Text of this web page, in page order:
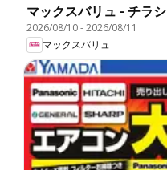
マックスバリュ - チラシ
2026/08/10-2026/08/11
マックスバリュ